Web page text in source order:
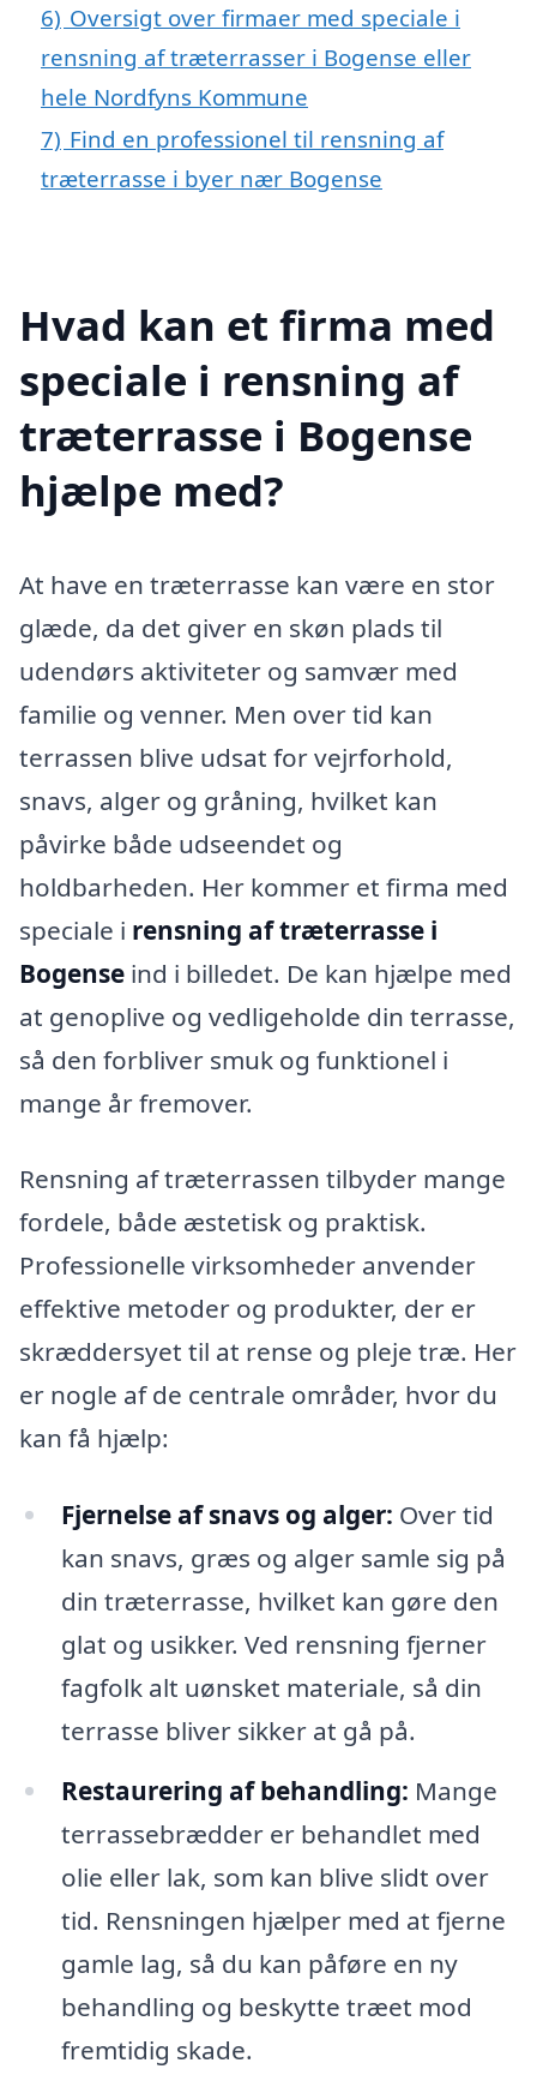
6) Oversigt over firmaer med speciale i
rensning af træterrasser i Bogense eller
hele Nordfyns Kommune
7) Find en professionel til rensning af
træterrasse i byer nær Bogense
Hvad kan et firma med
speciale i rensning af
træterrasse i Bogense
hjælpe med?
At have en træterrasse kan være en stor
glæde, da det giver en skøn plads til
udendørs aktiviteter og samvær med
familie og venner. Men over tid kan
terrassen blive udsat for vejrforhold,
snavs, alger og gråning, hvilket kan
påvirke både udseendet og
holdbarheden. Her kommer et firma med
speciale i rensning af træterrasse i
Bogense ind i billedet. De kan hjælpe med
at genoplive og vedligeholde din terrasse,
så den forbliver smuk og funktionel i
mange år fremover.
Rensning af træterrassen tilbyder mange
fordele, både æstetisk og praktisk.
Professionelle virksomheder anvender
effektive metoder og produkter, der er
skræddersyet til at rense og pleje træ. Her
er nogle af de centrale områder, hvor du
kan få hjælp:
Fjernelse af snavs og alger: Over tid
kan snavs, græs og alger samle sig på
din træterrasse, hvilket kan gøre den
glat og usikker. Ved rensning fjerner
fagfolk alt uønsket materiale, så din
terrasse bliver sikker at gå på.
Restaurering af behandling: Mange
terrassebrædder er behandlet med
olie eller lak, som kan blive slidt over
tid. Rensningen hjælper med at fjerne
gamle lag, så du kan påføre en ny
behandling og beskytte træet mod
fremtidig skade.